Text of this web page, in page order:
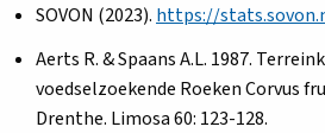
SOVON (2023). https://
Aerts R. & Spaans A.L. 1987.
voedselzoekende Roeken Corvus
Drenthe. Limosa 60: 123-128.